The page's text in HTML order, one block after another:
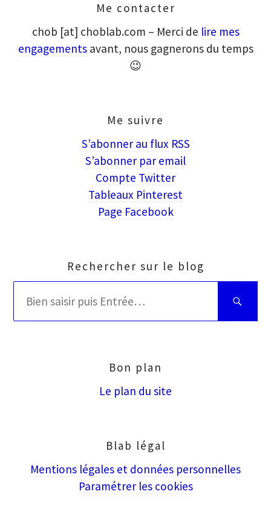
Me contacter
chob [at] choblab.com – Merci de lire mes
engagementsavant, nous gagnerons du temps
😉
Me suivre
S’abonner au flux RSS
S’abonner par email
Compte Twitter
Tableaux Pinterest
Page Facebook
Rechercher sur le blog
Bien
Bon plan
Le plan du site
Blab légal
Mentions légales et données personnelles
Paramétrer les cookies